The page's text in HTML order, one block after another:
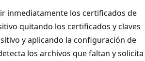
inmediatamente los certificados de
quitando los certificados y claves
y aplicando la configuración de
los archivos que faltan y solicita